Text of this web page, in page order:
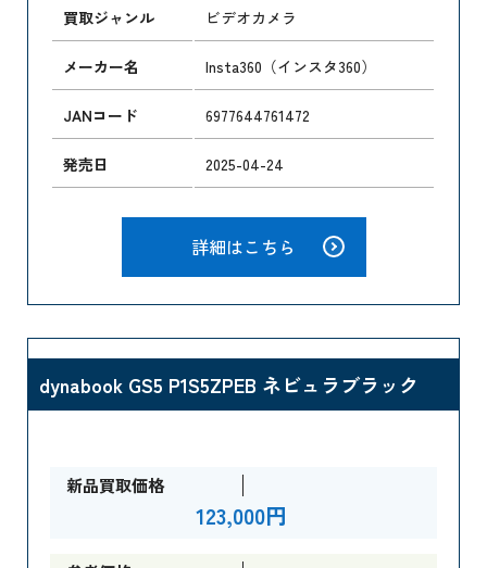
買取ジャンル ビデオカメラ
メーカー名 Insta360（インスタ360）
JANコード 6977644761472
発売日 2025-04-24
詳細はこちら
dynabook GS5 P1S5ZPEB ネビュラブラック
新品買取価格
123,000円